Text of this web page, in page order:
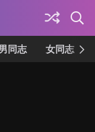
同志 女同志